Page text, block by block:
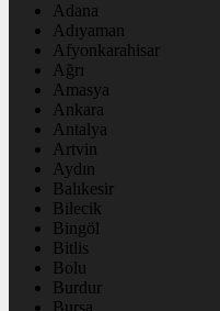
Adana
Adıyaman
Afyonkarahisar
Ağrı
Amasya
Ankara
Antalya
Artvin
Aydın
Balıkesir
Bilecik
Bingöl
Bitlis
Bolu
Burdur
Bursa